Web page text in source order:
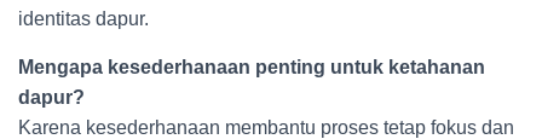
identitas dapur.
Mengapa kesederhanaan penting untuk ketahanan
dapur?
Karena kesederhanaan membantu proses tetap fokus dan